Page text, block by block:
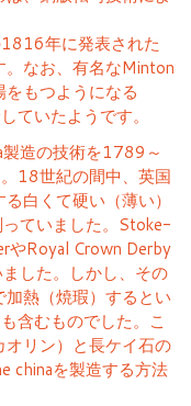
年に発表された
。なお、有名なMinton
もつようになる
ていたようです。
製造の技術を1789～
18世紀の間中、英国
白くて硬い（薄い）
ていました。Stoke-
やRoyal Crown Derby
した。しかし、その
熱（焼瑕）するとい
含むものでした。こ
リン）と長ケイ石の
chinaを製造する方法